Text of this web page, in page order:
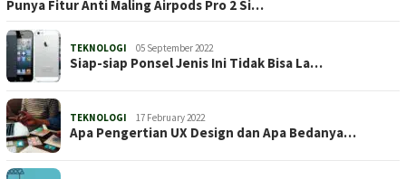
Punya Fitur Anti Maling Airpods Pro 2 Si…
TEKNOLOGI 05 September 2022
Siap-siap Ponsel Jenis Ini Tidak Bisa La…
TEKNOLOGI 17 February 2022
Apa Pengertian UX Design dan Apa Bedanya…